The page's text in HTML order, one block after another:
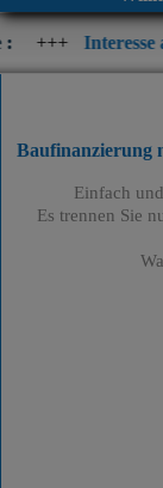
an einer
Baufinanzierung
Einfach
Es trennen Sie